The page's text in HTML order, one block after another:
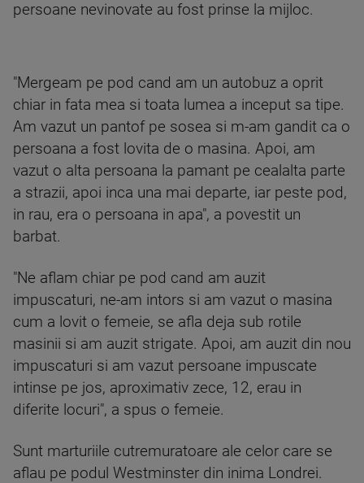
persoane nevinovate au fost prinse la mijloc.
"Mergeam pe pod cand am un autobuz a oprit
chiar in fata mea si toata lumea a inceput sa tipe.
Am vazut un pantof pe sosea si m-am gandit ca o
persoana a fost lovita de o masina. Apoi, am
vazut o alta persoana la pamant pe cealalta parte
a strazii, apoi inca una mai departe, iar peste pod,
in rau, era o persoana in apa", a povestit un
barbat.
"Ne aflam chiar pe pod cand am auzit
impuscaturi, ne-am intors si am vazut o masina
cum a lovit o femeie, se afla deja sub rotile
masinii si am auzit strigate. Apoi, am auzit din nou
impuscaturi si am vazut persoane impuscate
intinse pe jos, aproximativ zece, 12, erau in
diferite locuri", a spus o femeie.
Sunt marturiile cutremuratoare ale celor care se
aflau pe podul Westminster din inima Londrei.